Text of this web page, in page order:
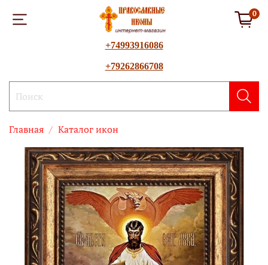
0
+74993916086
+79262866708
Главная Каталог икон